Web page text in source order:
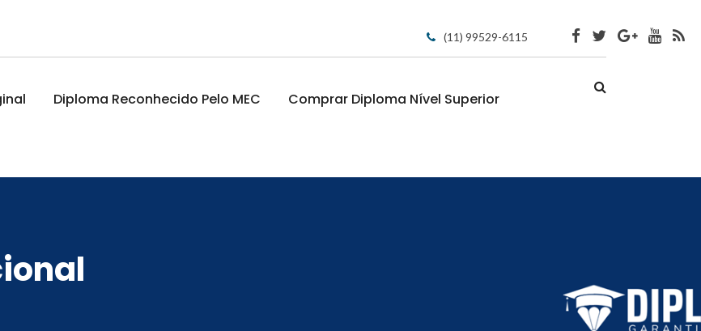
(11) 99529-6115
Diploma Reconhecido Pelo MEC Comprar Diploma Nível Superior